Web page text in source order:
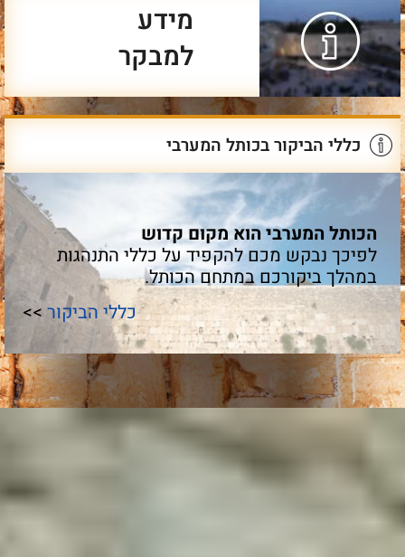
מידע
למבקר
כללי הביקור בכותל המערבי
הכותל המערבי הוא מקום קדוש
לפיכך נבקש מכם להקפיד על כללי התנהגות
במהלך ביקורכם במתחם הכותל.
כללי הביקור >>